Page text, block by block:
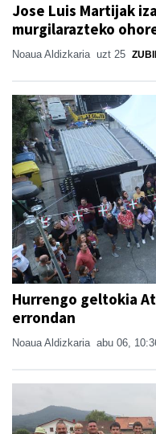
Jose Luis Martijak
murgilarazteko
Noaua Aldizkaria uzt 25
Hurrengo geltokia
errondan
Noaua Aldizkaria abu 06,